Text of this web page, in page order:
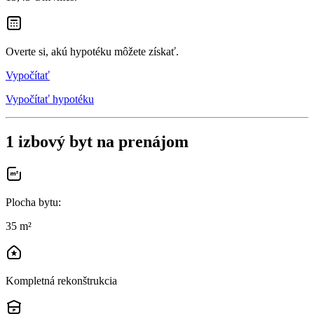
Overte si, akú hypotéku môžete získať.
Vypočítať
Vypočítať hypotéku
1 izbový byt na prenájom
Plocha bytu:
35 m²
Kompletná rekonštrukcia